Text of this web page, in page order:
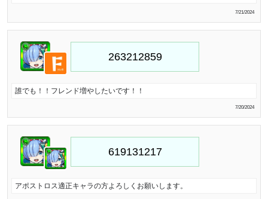
7/21/2024
誰でも！！フレンド増やしたいです！！
7/20/2024
アポストロス適正キャラの方よろしくお願いします。